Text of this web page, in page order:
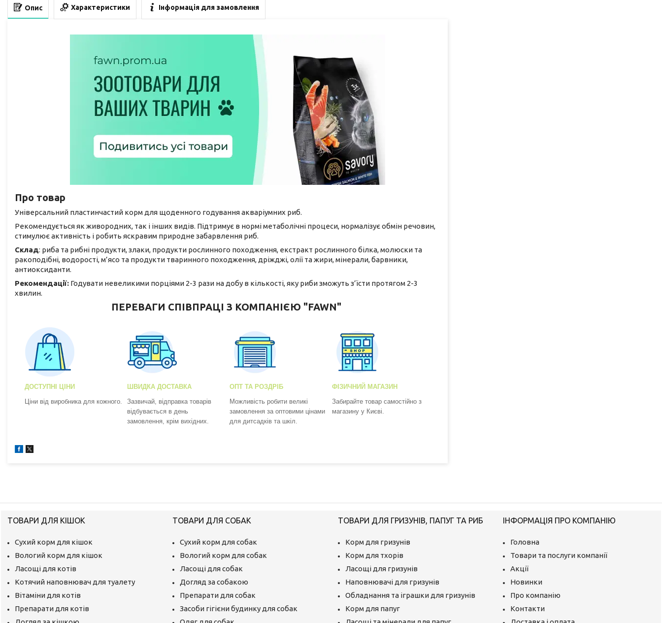
Опис Характеристики Інформація для замовлення
Про товар
Універсальний пластинчастий корм для щоденного годування акваріумних риб.
Рекомендується як живородних, так і інших видів. Підтримує в нормі метаболічні процеси, нормалізує обмін речовин,
стимулює активність і робить яскравим природне забарвлення риб.
Склад: риба та рибні продукти, злаки, продукти рослинного походження, екстракт рослинного білка, молюски та
ракоподібні, водорості, м’ясо та продукти тваринного походження, дріжджі, олії та жири, мінерали, барвники,
антиоксиданти.
Рекомендації: Годувати невеликими порціями 2-3 рази на добу в кількості, яку риби зможуть з’їсти протягом 2-3
хвилин.
ПЕРЕВАГИ СПІВПРАЦІ З КОМПАНІЄЮ "FAWN"
ДОСТУПНІ ЦІНИ
Ціни від виробника для кожного.
ШВИДКА ДОСТАВКА
Зазвичай, відправка товарів
відбувається в день
замовлення, крім вихідних.
ОПТ ТА РОЗДРІБ
Можливість робити великі
замовлення за оптовими цінами
для дитсадків та шкіл.
ФІЗИЧНИЙ МАГАЗИН
Забирайте товар самостійно з
магазину у Києві.
ТОВАРИ ДЛЯ КІШОК
Сухий корм для кішок
Вологий корм для кішок
Ласощі для котів
Котячий наповнювач для туалету
Вітаміни для котів
Препарати для котів
ТОВАРИ ДЛЯ СОБАК
Сухий корм для собак
Вологий корм для собак
Ласощі для собак
Догляд за собакою
Препарати для собак
Засоби гігієни будинку для собак
ТОВАРИ ДЛЯ ГРИЗУНІВ, ПАПУГ ТА РИБ
Корм для гризунів
Корм для тхорів
Ласощі для гризунів
Наповнювачі для гризунів
Обладнання та іграшки для гризунів
Корм для папуг
ІНФОРМАЦІЯ ПРО КОМПАНІЮ
Головна
Товари та послуги компанії
Акції
Новинки
Про компанію
Контакти